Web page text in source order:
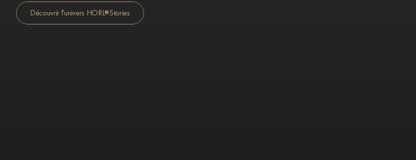
Découvrir l'univers HORL Stories
®